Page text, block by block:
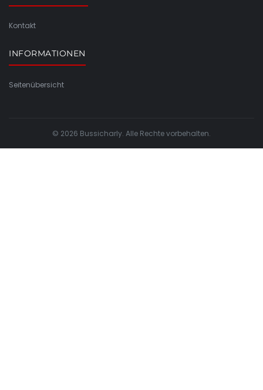
Kontakt
INFORMATIONEN
Seitenübersicht
© 2026 Bussicharly. Alle Rechte vorbehalten.